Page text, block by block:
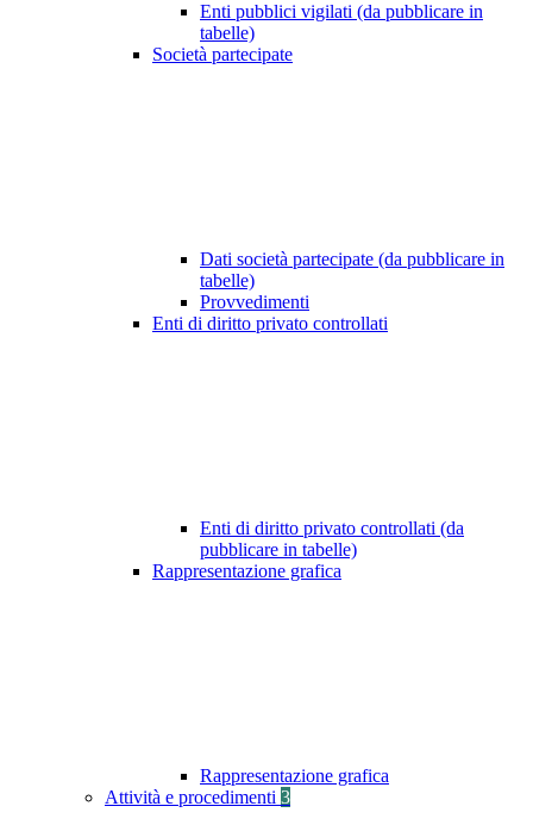
Enti pubblici vigilati (da pubblicare in
tabelle)
Società partecipate
Dati società partecipate (da pubblicare in
tabelle)
Provvedimenti
Enti di diritto privato controllati
Enti di diritto privato controllati (da
pubblicare in tabelle)
Rappresentazione grafica
Rappresentazione grafica
Attività e procedimenti 3